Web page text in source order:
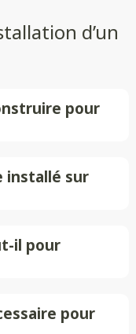
d’un
pour
préalable de
installé sur
sur la
il pour
divers
pour